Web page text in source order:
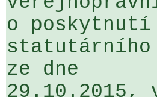
o
statutárního
ze dne
29.10.2015,